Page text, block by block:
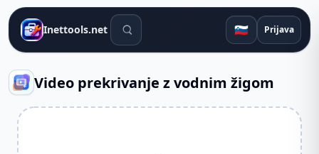
Inettools.net Orodja za iskanje 🇸🇮 Prijava
Video prekrivanje z vodnim žigom